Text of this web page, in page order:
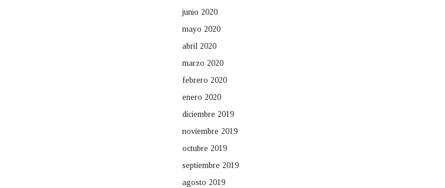
junio 2020
mayo 2020
abril 2020
marzo 2020
febrero 2020
enero 2020
diciembre 2019
noviembre 2019
octubre 2019
septiembre 2019
agosto 2019